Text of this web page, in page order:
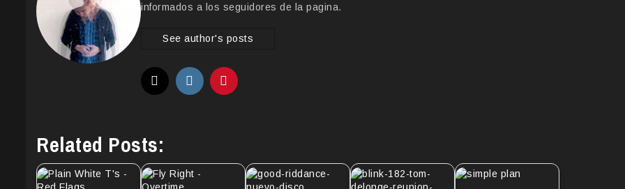
informados a los seguidores de la pagina.
See author's posts
Related Posts: